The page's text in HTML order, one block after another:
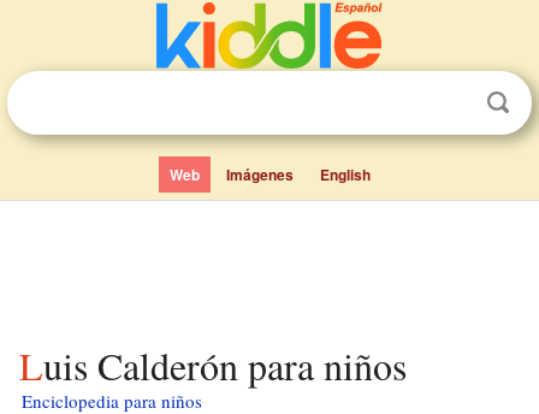
Web Imágenes English
Luis Calderón para niños
Enciclopedia para niños